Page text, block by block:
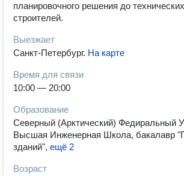
планировочного решения до
строителей.
Выезжает
Санкт-Петербург. На карте
Время для связи
10:00 — 20:00
Образование
Северный (Арктический) Федиральный
Высшая Инженерная Школа, бакалавр
зданий", ещё 2
Возраст